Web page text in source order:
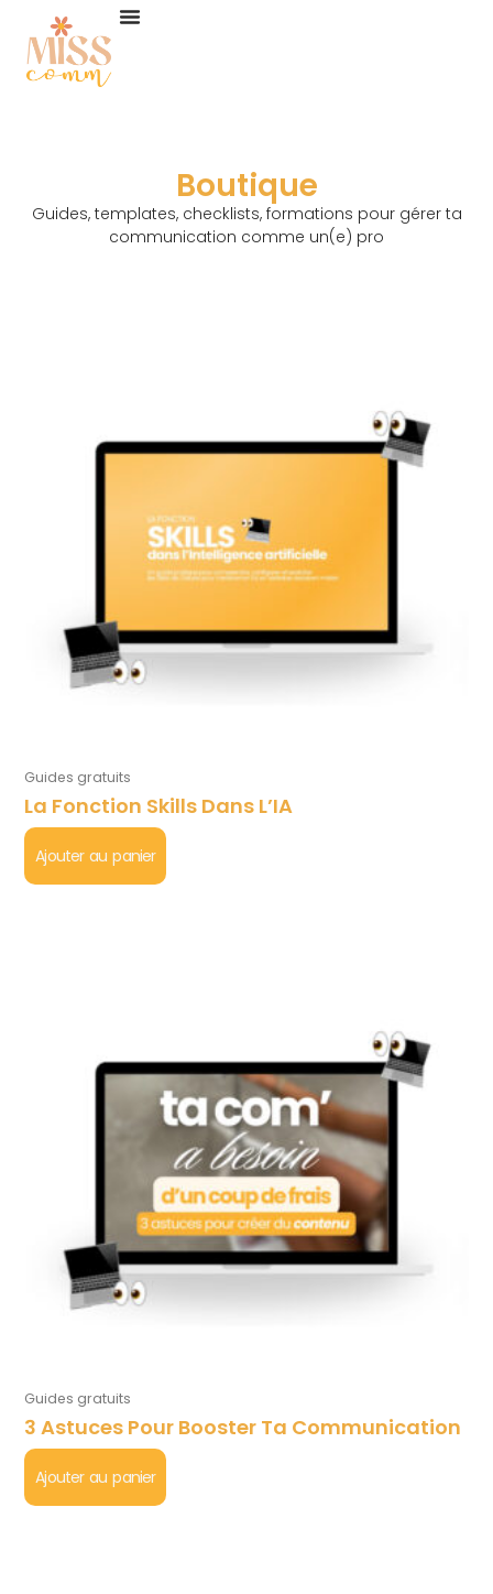
contenu
Boutique
Guides, templates, checklists, formations pour gérer ta
communication comme un(e) pro
Guides gratuits
La Fonction Skills Dans L’IA
Ajouter au panier
Guides gratuits
3 Astuces Pour Booster Ta Communication
Ajouter au panier